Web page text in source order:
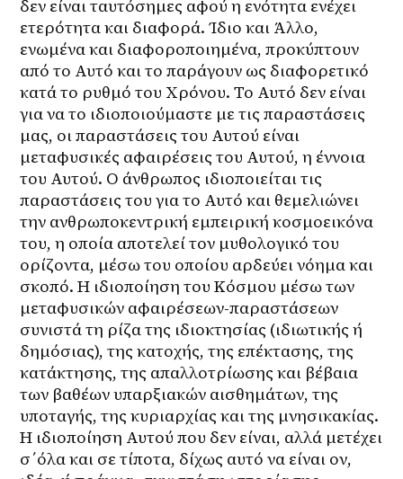
δεν είναι ταυτόσημες αφού η ενότητα ενέχει
ετερότητα και διαφορά. Ίδιο και Άλλο,
ενωμένα και διαφοροποιημένα, προκύπτουν
από το Αυτό και το παράγουν ως διαφορετικό
κατά το ρυθμό του Χρόνου. Το Αυτό δεν είναι
για να το ιδιοποιούμαστε με τις παραστάσεις
μας, οι παραστάσεις του Αυτού είναι
μεταφυσικές αφαιρέσεις του Αυτού, η έννοια
του Αυτού. Ο άνθρωπος ιδιοποιείται τις
παραστάσεις του για το Αυτό και θεμελιώνει
την ανθρωποκεντρική εμπειρική κοσμοεικόνα
του, η οποία αποτελεί τον μυθολογικό του
ορίζοντα, μέσω του οποίου αρδεύει νόημα και
σκοπό. Η ιδιοποίηση του Κόσμου μέσω των
μεταφυσικών αφαιρέσεων-παραστάσεων
συνιστά τη ρίζα της ιδιοκτησίας (ιδιωτικής ή
δημόσιας), της κατοχής, της επέκτασης, της
κατάκτησης, της απαλλοτρίωσης και βέβαια
των βαθέων υπαρξιακών αισθημάτων, της
υποταγής, της κυριαρχίας και της μνησικακίας.
Η ιδιοποίηση Αυτού που δεν είναι, αλλά μετέχει
σ΄όλα και σε τίποτα, δίχως αυτό να είναι ον,